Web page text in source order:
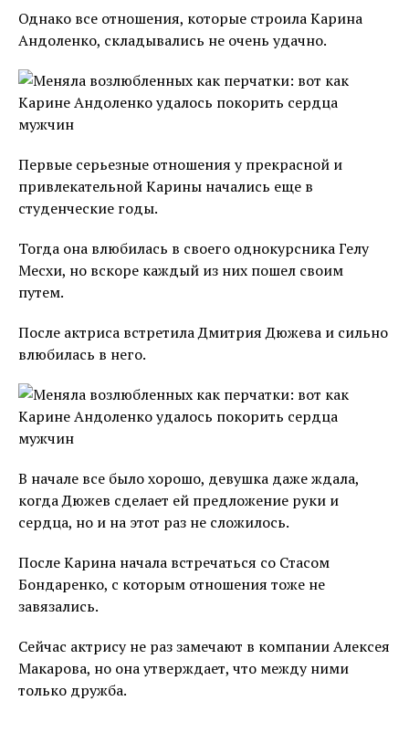
Однако все отношения, которые строила Карина
Андоленко, складывались не очень удачно.
Первые серьезные отношения у прекрасной и
привлекательной Карины начались еще в
студенческие годы.
Тогда она влюбилась в своего однокурсника Гелу
Месхи, но вскоре каждый из них пошел своим
путем.
После актриса встретила Дмитрия Дюжева и сильно
влюбилась в него.
В начале все было хорошо, девушка даже ждала,
когда Дюжев сделает ей предложение руки и
сердца, но и на этот раз не сложилось.
После Карина начала встречаться со Стасом
Бондаренко, с которым отношения тоже не
завязались.
Сейчас актрису не раз замечают в компании Алексея
Макарова, но она утверждает, что между ними
только дружба.